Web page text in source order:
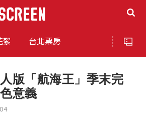
絮 台北票房
版「航海王」季末完
意義